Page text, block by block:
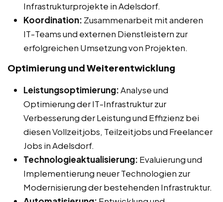
Infrastrukturprojekte in Adelsdorf.
Koordination: Zusammenarbeit mit anderen
IT-Teams und externen Dienstleistern zur
erfolgreichen Umsetzung von Projekten.
Optimierung und Weiterentwicklung
Leistungsoptimierung:Analyse und
Optimierung der IT-Infrastruktur zur
Verbesserung der Leistung und Effizienz bei
diesen Vollzeitjobs, Teilzeitjobs und Freelancer
Jobs in Adelsdorf.
Technologieaktualisierung: Evaluierung und
Implementierung neuer Technologien zur
Modernisierung der bestehenden Infrastruktur.